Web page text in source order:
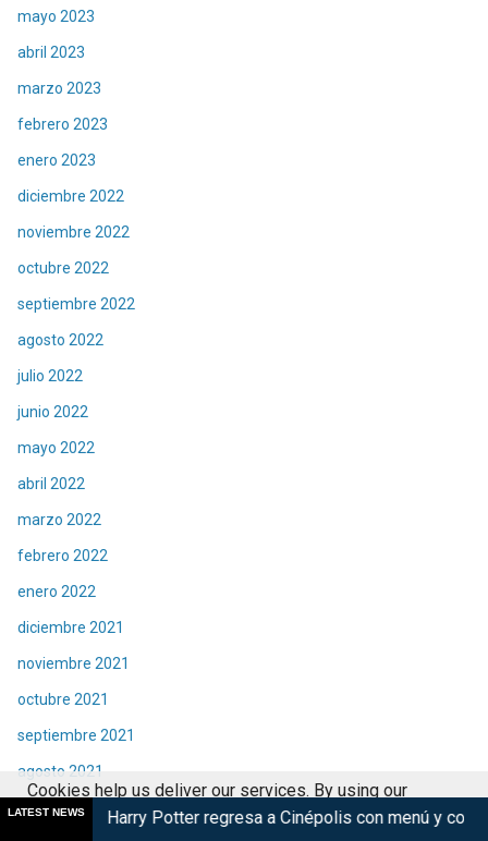
mayo 2023
abril 2023
marzo 2023
febrero 2023
enero 2023
diciembre 2022
noviembre 2022
octubre 2022
septiembre 2022
agosto 2022
julio 2022
junio 2022
mayo 2022
abril 2022
marzo 2022
febrero 2022
enero 2022
diciembre 2021
noviembre 2021
octubre 2021
septiembre 2021
agosto 2021
julio 2021
LATEST NEWS
Potter regresa a Cinépolis con menú y coleccionables
Cookies help us deliver our services. By using our
services, you agree to our use of cookies.
Got it